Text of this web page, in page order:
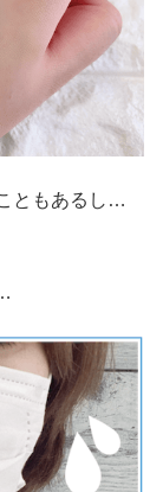
ともあるし…